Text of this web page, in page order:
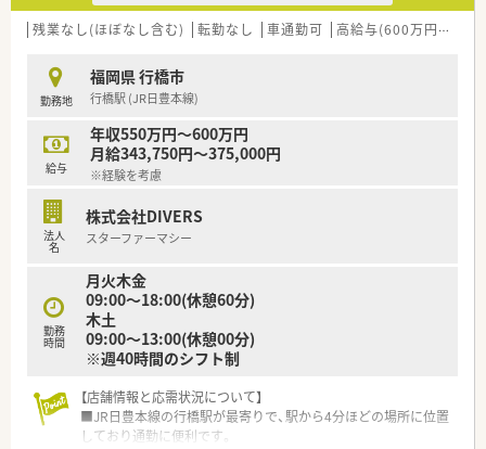
＜ワークライフ・バランスを推進＞
す。
■平均の有給消化日数は9.5日！さらに有給は入社3ヶ月から付与
されます。
■勤務時間は1分単位で管理！始業時の準備時間も勤務時間とし
てカウントします。
■産休・育休の実績も多数あり、復職後の時短勤務は小学校1年
生の修了まで取得する事が可能です。
＜充実した社員教育＞
■薬剤師研修・マネジメント研修・病院研修・Eラーニング等、個
■資格取得のための学会参加費用等は会社が負担されていま
す。
■専門認定の取得も全面バックアップ！ガン専門等の高度な資格
にも挑戦可能です。
残業なし(ほぼなし含む) 転勤なし 車通勤可 高給与(600万円以上)
勤務地
福岡県 行橋市
行橋駅 (JR日豊本線)
給与
年収550万円～600万円
月給343,750円～375,000円
※経験を考慮
法人
名
株式会社DIVERS
スターファーマシー
勤務
時間
月火木金
09:00～18:00(休憩60分)
木土
09:00～13:00(休憩00分)
※週40時間のシフト制
【店舗情報と応需状況について】
■JR日豊本線の行橋駅が最寄りで、駅から4分ほどの場所に位置
しており通勤に便利です。